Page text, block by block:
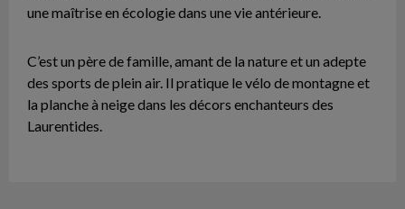
une maîtrise en écologie dans une vie antérieure.
C’est un père de famille, amant de la nature et un adepte
des sports de plein air. Il pratique le vélo de montagne et
la planche à neige dans les décors enchanteurs des
Laurentides.